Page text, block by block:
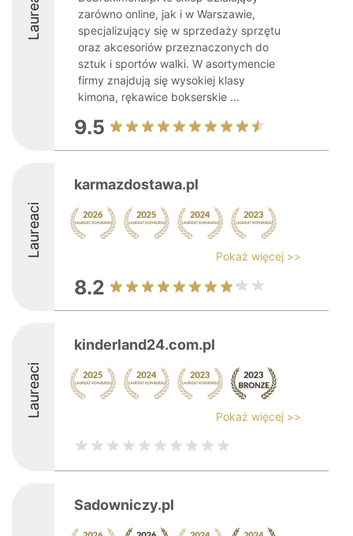
Laureaci
zarówno online, jak i w Warszawie,
specjalizujący się w sprzedaży sprzętu
oraz akcesoriów przeznaczonych do
sztuk i sportów walki. W asortymencie
firmy znajdują się wysokiej klasy
kimona, rękawice bokserskie ...
9.5
Laureaci
karmazdostawa.pl
Pokaż więcej >>
8.2
Laureaci
kinderland24.com.pl
Pokaż więcej >>
Sadowniczy.pl